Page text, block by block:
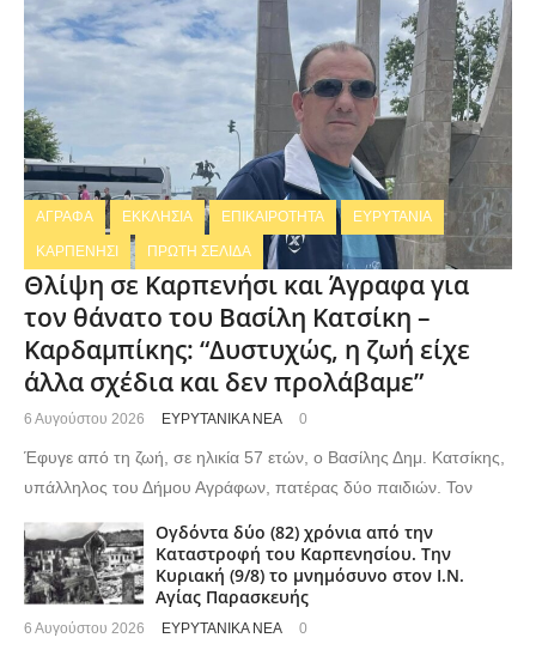
ΑΓΡΑΦΑ ΕΚΚΛΗΣΙΑ ΕΠΙΚΑΙΡΟΤΗΤΑ ΕΥΡΥΤΑΝΙΑ
ΚΑΡΠΕΝΗΣΙ ΠΡΩΤΗ ΣΕΛΙΔΑ
Θλίψη σε Καρπενήσι και Άγραφα για
τον θάνατο του Βασίλη Κατσίκη –
Καρδαμπίκης: “Δυστυχώς, η ζωή είχε
άλλα σχέδια και δεν προλάβαμε”
6 Αυγούστου 2026 ΕΥΡΥΤΑΝΙΚΑ ΝΕΑ 0
Έφυγε από τη ζωή, σε ηλικία 57 ετών, ο Βασίλης Δημ. Κατσίκης,
υπάλληλος του Δήμου Αγράφων, πατέρας δύο παιδιών. Τον
Ογδόντα δύο (82) χρόνια από την
Καταστροφή του Καρπενησίου. Την
Κυριακή (9/8) το μνημόσυνο στον Ι.Ν.
Αγίας Παρασκευής
6 Αυγούστου 2026 ΕΥΡΥΤΑΝΙΚΑ ΝΕΑ 0